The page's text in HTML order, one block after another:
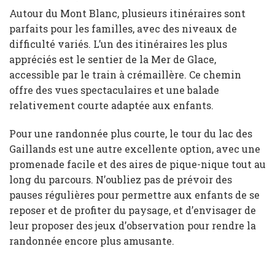
Autour du Mont Blanc, plusieurs itinéraires sont
parfaits pour les familles, avec des niveaux de
difficulté variés. L’un des itinéraires les plus
appréciés est le sentier de la Mer de Glace,
accessible par le train à crémaillère. Ce chemin
offre des vues spectaculaires et une balade
relativement courte adaptée aux enfants.
Pour une randonnée plus courte, le tour du lac des
Gaillands est une autre excellente option, avec une
promenade facile et des aires de pique-nique tout au
long du parcours. N’oubliez pas de prévoir des
pauses régulières pour permettre aux enfants de se
reposer et de profiter du paysage, et d’envisager de
leur proposer des jeux d’observation pour rendre la
randonnée encore plus amusante.